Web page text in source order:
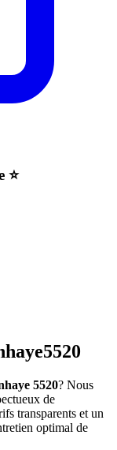
⭐️
5520? Nous
de
transparents et un
optimal de